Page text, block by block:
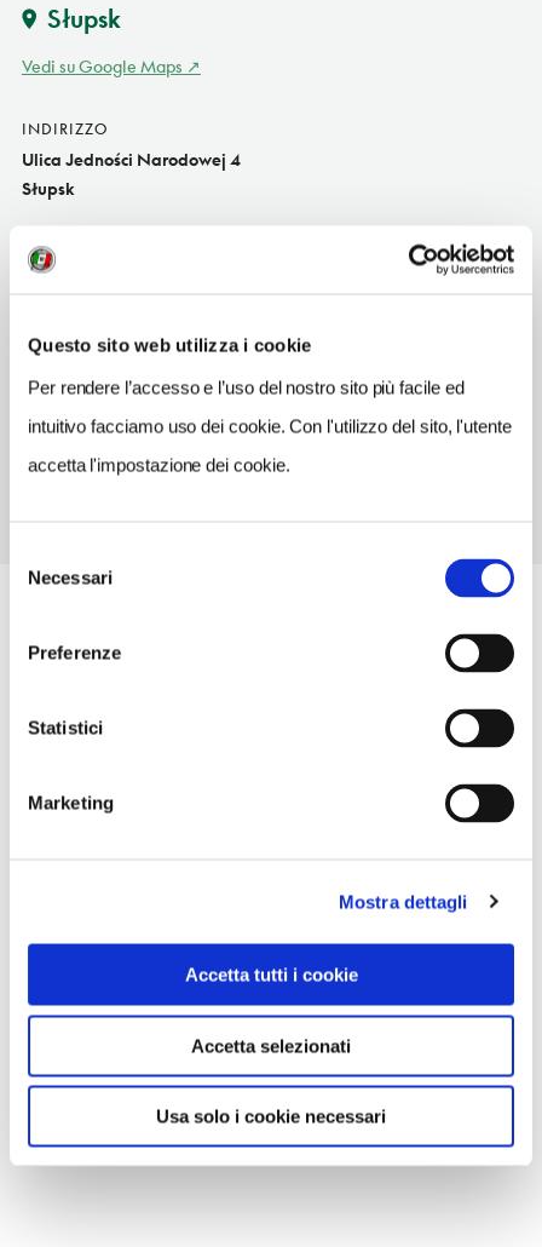
Questo sito web utilizza i cookie
Per rendere l’accesso e l’uso del nostro sito più facile ed
intuitivo facciamo uso dei cookie. Con l'utilizzo del sito, l'utente
accetta l'impostazione dei cookie.
delNecessari
Preferenze
Statistici
Marketing
Mostra dettagli
Accetta tutti i cookie
Accetta selezionati
Usa solo i cookie necessari
Słupsk
Vedi su Google Maps
INDIRIZZO
Ulica Jedności Narodowej 4
Słupsk
www.przymorze.com.pl
598428464
NUMERO CAMERE
41